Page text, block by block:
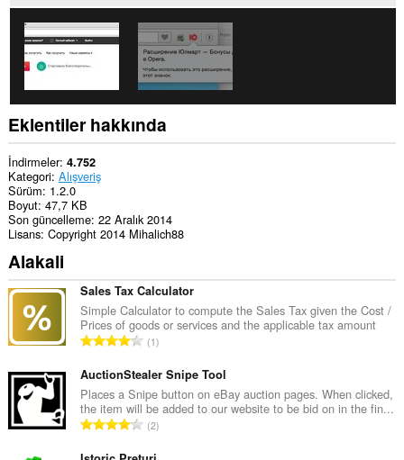
Eklentiler hakkında
İndirmeler 4.752
Kategori Alışveriş
Sürüm 1.2.0
Boyut 47,7 KB
Son güncelleme 22 Aralık 2014
Lisans Copyright 2014 Mihalich88
Alakali
Sales Tax Calculator
Simple Calculator to compute the Sales Tax given the Cost /
Prices of goods or services and the applicable tax amount
T
p
l
a
m
1
AuctionStealer Snipe Tool
Places a Snipe button on eBay auction pages. When clicked,
the item will be added to our website to be bid on in the fin...
T2